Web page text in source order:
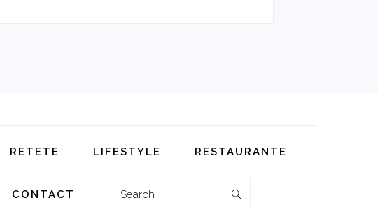
RETETE LIFESTYLE RESTAURANTE
CONTACT Search